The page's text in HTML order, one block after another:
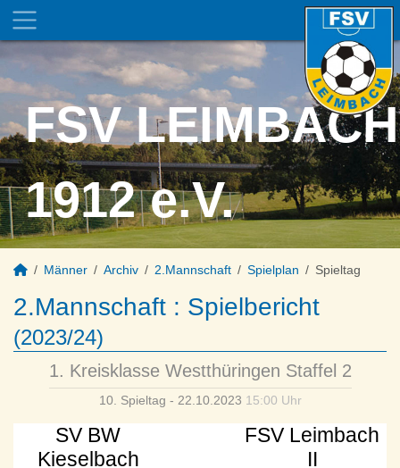
FSV LEIMBACH
1912 e.V.
Männer Archiv 2.Mannschaft Spielplan Spieltag
2.Mannschaft : Spielbericht
(2023/24)
1. Kreisklasse Westthüringen Staffel 2
10. Spieltag - 22.10.2023 15:00 Uhr
SV BW
Kieselbach
FSV Leimbach
II